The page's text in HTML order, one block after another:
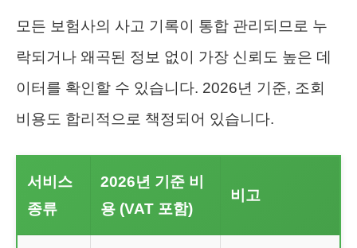
모든 보험사의 사고 기록이 통합 관리되므로 누
락되거나 왜곡된 정보 없이 가장 신뢰도 높은 데
이터를 확인할 수 있습니다. 2026년 기준, 조회
비용도 합리적으로 책정되어 있습니다.
서비스
종류
2026년 기준 비
용 (VAT 포함)
비고